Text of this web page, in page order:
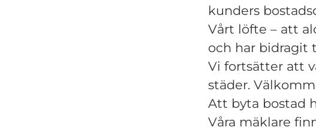
kunders
Vårt löfte – att
och har bidragit
Vi fortsätter att
städer.
Att byta bostad
Våra mäklare